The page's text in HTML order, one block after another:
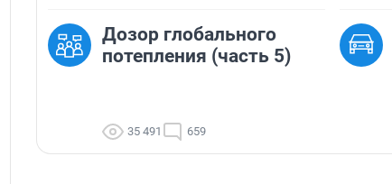
Дозор глобального
потепления (часть 5)
35 491 659